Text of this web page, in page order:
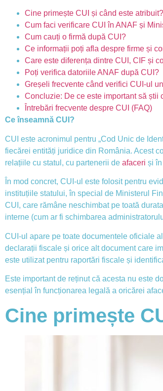
Cine primește CUI și când este atribuit?
Cum faci verificare CUI în ANAF și
Cum cauți o firmă după CUI?
Ce informații poți afla despre firme și
Care este diferența dintre CUI, CIF și
Poți verifica datoriile ANAF după CUI?
Greșeli frecvente când verifici CUI-ul
Concluzie: De ce este important să știi
Întrebări frecvente despre CUI (FAQ)
Ce înseamnă CUI?
CUI este acronimul pentru „Cod Unic de
fiecărei entități juridice din România. Acest
relațiile cu statul, cu partenerii de afaceri și
În mod concret, CUI-ul este folosit pentru
instituțiile statului, în special de Ministerul
CUI, care rămâne neschimbat pe toată
interne (cum ar fi schimbarea
CUI-ul apare pe toate documentele oficiale
declarații fiscale și orice alt document care
este utilizat pentru raportări fiscale și
Este important de reținut că acesta nu este
esențial în funcționarea legală a oricărei
Cine primește